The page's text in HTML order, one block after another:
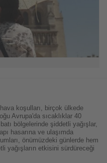
koşulları, birçok ülkede
Avrupa'da sıcaklıklar 40
bölgelerinde şiddetli yağışlar,
hasarına ve ulaşımda
önümüzdeki günlerde hem
yağışların etkisini sürdüreceği